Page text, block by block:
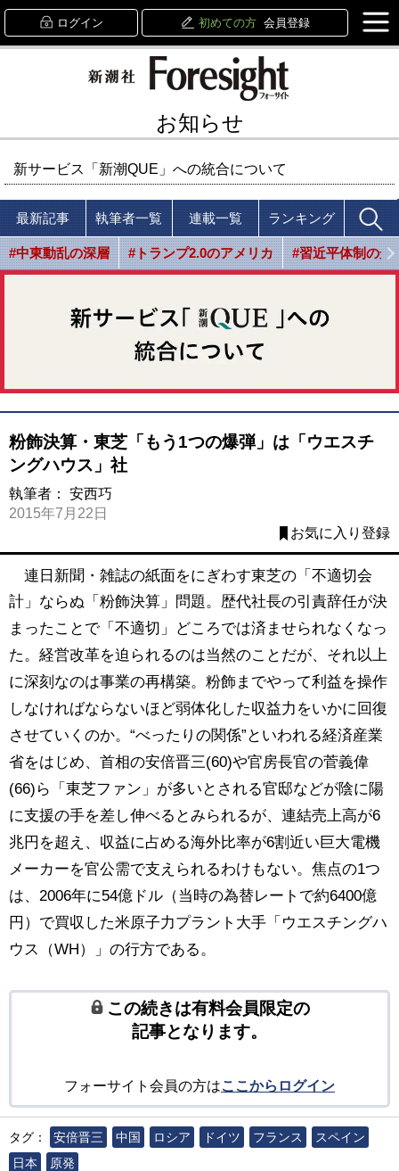
ログイン 初めての方 会員登録
お知らせ
新サービス「新潮QUE」への統合について
最新記事 執筆者一覧 連載一覧 ランキング
#中東動乱の深層 #トランプ2.0のアメリカ #習近平体制の光
粉飾決算・東芝「もう1つの爆弾」は「ウエスチ
ングハウス」社
執筆者： 安西巧
2015年7月22日
お気に入り登録
連日新聞・雑誌の紙面をにぎわす東芝の「不適切会
計」ならぬ「粉飾決算」
問題。歴代社長の引責辞任が決
まったことで「不適切」どころでは済ませられなくなっ
た。経営改革を迫られるのは当然のことだが、それ以上
に深刻なのは事業の再構築。粉飾までやって利益を操作
しなければならないほど弱体化した収益力をいかに回復
させていくのか。“べったりの関係”といわれる経済産業
省をはじめ、首相の安倍晋三(60)や官房長官の菅義偉
(66)ら「東芝ファン」が多いとされる官邸などが陰に陽
に支援の手を差し伸べるとみられるが、連結売上高が6
兆円を超え、収益に占める海外比率が6割近い巨大電機
メーカーを官公需で支えられるわけもない。焦点の1つ
は、2006年に54億ドル（当時の為替レートで約6400億
円）で買収した米原子力プラント大手「ウエスチングハ
ウス（WH）」の行方である。
この続きは有料会員限定の
記事となります。
フォーサイト会員の方はここからログイン
タグ： 安倍晋三 中国 ロシア ドイツ フランス
スペイン
日本
原発